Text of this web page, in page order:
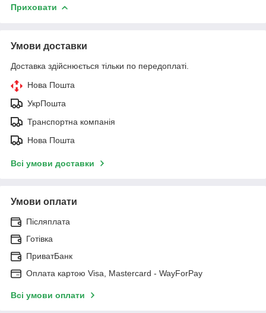
Приховати
Умови доставки
Доставка здійснюється тільки по передоплаті.
Нова Пошта
УкрПошта
Транспортна компанія
Нова Пошта
Всі умови доставки
Умови оплати
Післяплата
Готівка
ПриватБанк
Оплата картою Visa, Mastercard - WayForPay
Всі умови оплати